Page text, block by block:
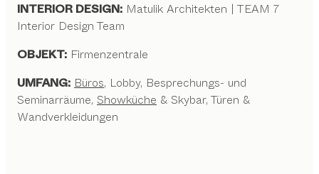
INTERIOR DESIGN: Matulik Architekten | TEAM 7
Interior Design Team
OBJEKT: Firmenzentrale
UMFANG: Büros, Lobby, Besprechungs- und
Seminarräume, Showküche & Skybar, Türen &
Wandverkleidungen